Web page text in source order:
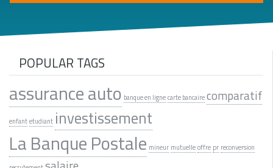
POPULAR TAGS
assurance auto banque en lignecarte bancairecomparatif
enfantetudiant investissement
La Banque Postale mineur mutuelleoffre pr reconversion